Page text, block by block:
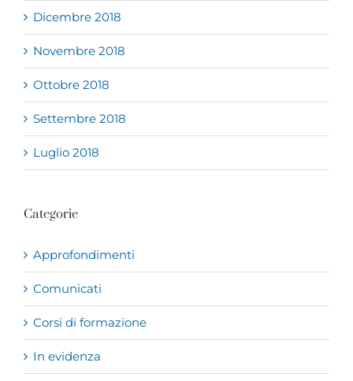
Dicembre 2018
Novembre 2018
Ottobre 2018
Settembre 2018
Luglio 2018
Categorie
Approfondimenti
Comunicati
Corsi di formazione
In evidenza